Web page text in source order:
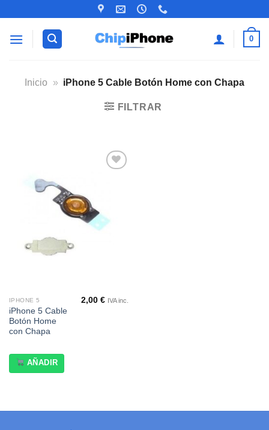
contenido
0
Inicio » iPhone 5 Cable Botón Home con Chapa
FILTRAR
IPHONE 5
iPhone 5 Cable
Botón Home
con Chapa
2,00€ IVA inc.
AÑADIR